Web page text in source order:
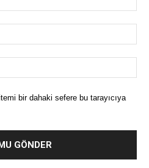
bir dahaki sefere bu tarayıcıya